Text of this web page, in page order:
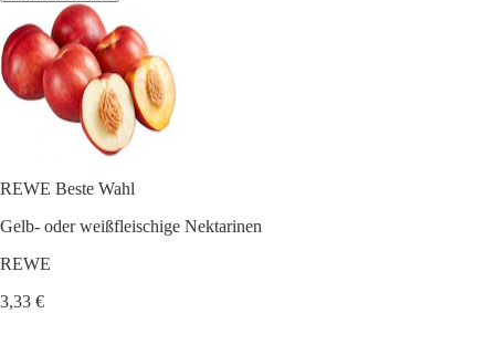
REWE Beste Wahl
Gelb- oder weißfleischige Nektarinen
REWE
3,33 €